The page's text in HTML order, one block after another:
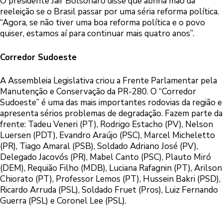
reeleição se o Brasil passar por uma séria reforma política.
“Agora, se não tiver uma boa reforma política e o povo
quiser, estamos aí para continuar mais quatro anos”.
Corredor Sudoeste
A Assembleia Legislativa criou a Frente Parlamentar pela
Manutenção e Conservação da PR-280. O “Corredor
Sudoeste” é uma das mais importantes rodovias da região e
apresenta sérios problemas de degradação. Fazem parte da
frente: Tadeu Veneri (PT), Rodrigo Estacho (PV), Nelson
Luersen (PDT), Evandro Araújo (PSC), Marcel Micheletto
(PR), Tiago Amaral (PSB), Soldado Adriano José (PV),
Delegado Jacovós (PR), Mabel Canto (PSC), Plauto Miró
(DEM), Requião Filho (MDB), Luciana Rafagnin (PT), Arilson
Chiorato (PT), Professor Lemos (PT), Hussein Bakri (PSD),
Ricardo Arruda (PSL), Soldado Fruet (Pros), Luiz Fernando
Guerra (PSL) e Coronel Lee (PSL).